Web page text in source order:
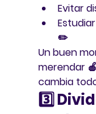
Evitar
✏️
Un buen
merendar
cambia
3️⃣